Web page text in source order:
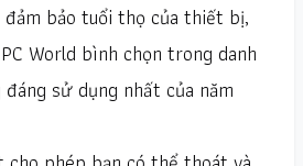
đảm bảo tuổi thọ của thiết bị,
World bình chọn trong danh
sử dụng nhất của năm